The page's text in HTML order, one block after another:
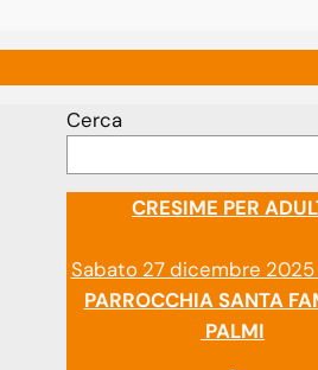
Cerca
CRESIME PER
Sabato 27 dicembre 2025
PARROCCHIA SANTA
PALMI